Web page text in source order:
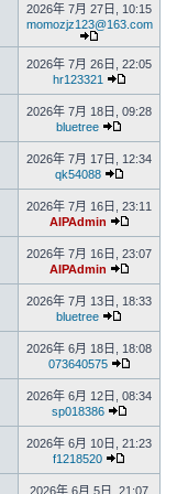
2026年 7月 27日, 10:15
momozjz123@163.com
2026年 7月 26日, 22:05
hr123321
2026年 7月 18日, 09:28
bluetree
2026年 7月 17日, 12:34
qk54088
2026年 7月 16日, 23:11
AIPAdmin
2026年 7月 16日, 23:07
AIPAdmin
2026年 7月 13日, 18:33
bluetree
2026年 6月 18日, 18:08
073640575
2026年 6月 12日, 08:34
sp018386
2026年 6月 10日, 21:23
f1218520
2026年 6月 5日, 21:07